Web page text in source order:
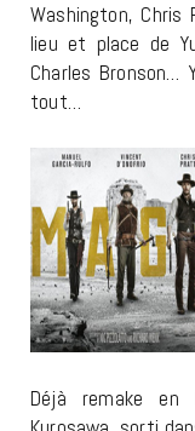
Washington,
lieu et place de
Charles Bronson…
tout…
Déjà remake en